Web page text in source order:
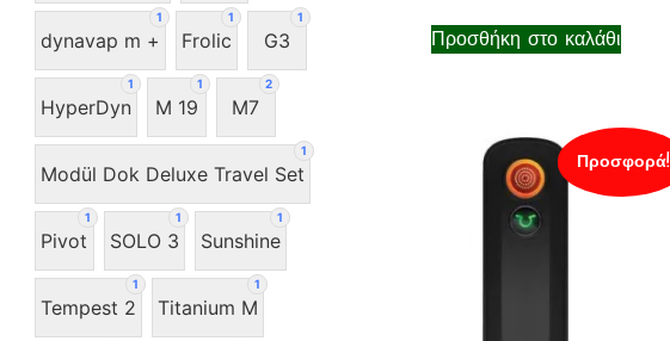
1
dynavap m +
1
Frolic
1
G3
1
HyperDyn
1
M 19
2
M7
1
Modül Dok Deluxe Travel Set
1
Pivot
1
SOLO 3
1
Sunshine
1
Tempest 2
1
Titanium M
Προσθήκη στο καλάθι
Προσφορά!